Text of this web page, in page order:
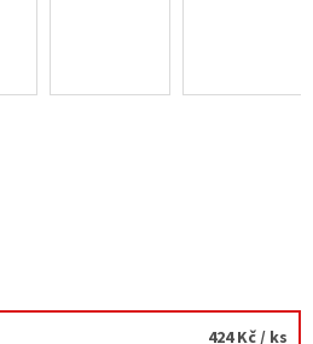
424 Kč/ ks